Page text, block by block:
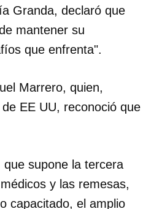
Granda, declaró que
mantener su
que enfrenta".
Marrero, quien,
EE UU, reconoció que
supone la tercera
y las remesas,
capacitado, el amplio